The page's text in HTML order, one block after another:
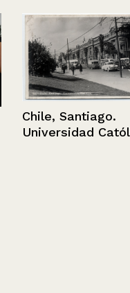
Chile, Santiago.
Universidad Católica.